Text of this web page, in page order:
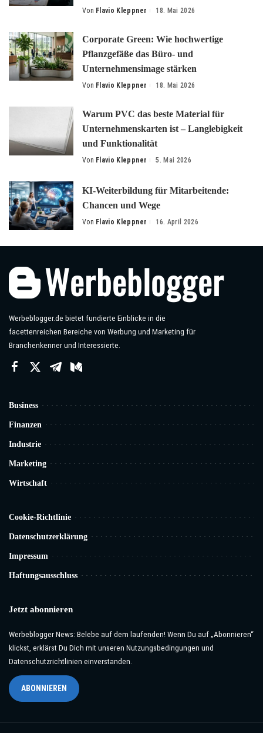
Posted
Von Flavio Kleppner 18. Mai 2026
Corporate Green: Wie hochwertige
Pflanzgefäße das Büro- und
Unternehmensimage stärken
Posted
Von Flavio Kleppner 18. Mai 2026
Warum PVC das beste Material für
Unternehmenskarten ist – Langlebigkeit
und Funktionalität
Posted
Von Flavio Kleppner 5. Mai 2026
KI-Weiterbildung für Mitarbeitende:
Chancen und Wege
Posted
Von Flavio Kleppner 16. April 2026
Werbeblogger.de bietet fundierte Einblicke in die
facettenreichen Bereiche von Werbung und Marketing für
Branchenkenner und Interessierte.
Business
Finanzen
Industrie
Marketing
Wirtschaft
Cookie-Richtlinie
Datenschutzerklärung
Impressum
Haftungsausschluss
Jetzt abonnieren
Werbeblogger News: Belebe auf dem laufenden! Wenn Du auf „Abonnieren“
klickst, erklärst Du Dich mit unseren Nutzungsbedingungen und
Datenschutzrichtlinien einverstanden.
ABONNIEREN